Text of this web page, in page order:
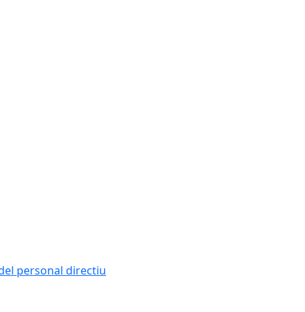
personal directiu